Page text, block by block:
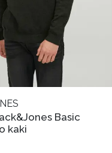
Basic
kaki